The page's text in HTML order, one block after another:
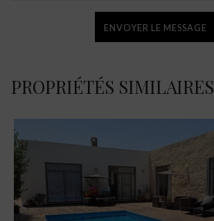
ENVOYER LE MESSAGE
PROPRIÉTÉS SIMILAIRES